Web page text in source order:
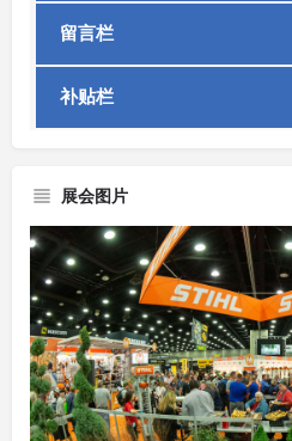
留言栏
补贴栏
展会图片